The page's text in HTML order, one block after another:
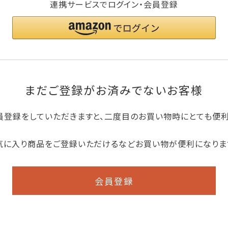
連携サービスでログイン・会員登録
まだご登録がお済みでないお客様
登録をしていただきますと、二度目のお買い物時にとても便
に入り商品をご登録いただけるなどお買い物が便利になりま
会員登録